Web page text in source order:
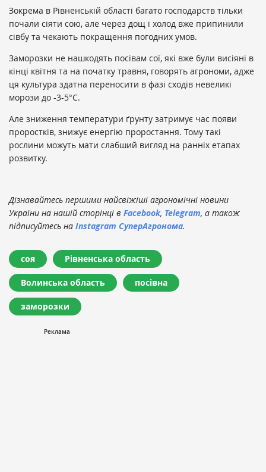
Зокрема в Рівненській області багато господарств тільки
почали сіяти сою, але через дощ і холод вже припинили
сівбу та чекають покращення погодних умов.
Заморозки не нашкодять посівам сої, які вже були висіяні в
кінці квітня та на початку травня, говорять агрономи, адже
ця культура здатна переносити в фазі сходів невеликі
морози до -3-5°С.
Але зниження температури ґрунту затримує час появи
проростків, знижує енергію проростання. Тому такі
рослини можуть мати слабший вигляд на ранніх етапах
розвитку.
Дізнавайтесь першими найсвіжіші агрономічні новини
України на нашій сторінці в Facebook, Telegram, а також
підписуйтесь на Instagram СуперАгронома.
соя Рівненська область
Волинська область посівна
заморозки